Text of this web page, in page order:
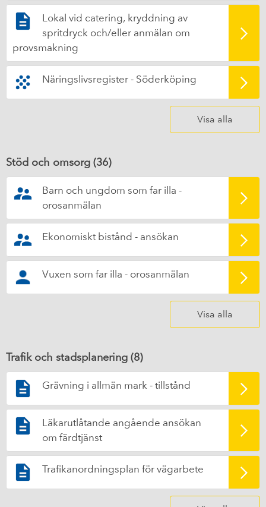
Lokal vid catering, kryddning av
spritdryck och/eller anmälan om
provsmakning
Näringslivsregister - Söderköping
Visa alla
Stöd och omsorg (36)
Barn och ungdom som far illa -
orosanmälan
Ekonomiskt bistånd - ansökan
Vuxen som far illa - orosanmälan
Visa alla
Trafik och stadsplanering (8)
Grävning i allmän mark - tillstånd
Läkarutlåtande angående ansökan
om färdtjänst
Trafikanordningsplan för vägarbete